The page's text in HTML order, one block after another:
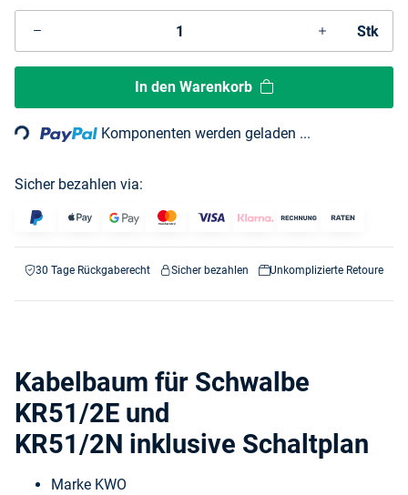
Stk
In den Warenkorb
Loading... Komponenten werden geladen ...
Sicher bezahlen via:
30 Tage Rückgaberecht Sicher bezahlen Unkomplizierte Retoure
Kabelbaum für Schwalbe
KR51/2E und
KR51/2N inklusive Schaltplan
Marke KWO